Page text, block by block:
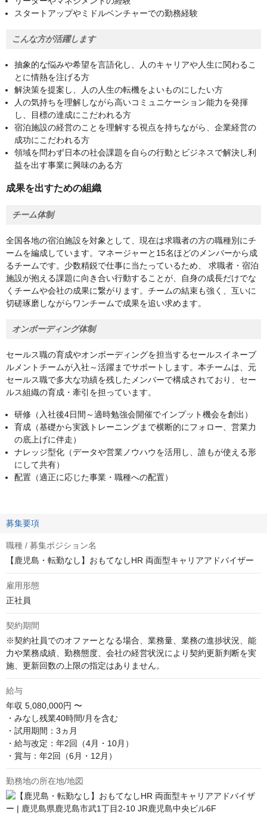
スタートアップやミドルベンチャーでの勤務経験
こんな方が活躍します
抽象的な悩みや希望を言語化し、人のキャリアや人生に関わるこ
とに情熱を注げる方
解決策を提案し、人の人生の転機をよいものにしたい方
人の気持ちを理解しながら高いコミュニケーション能力を発揮
し、目標の達成にこだわれる方
宿泊施設の経営のことを理解する視点を持ちながら、企業経営の
成功にこだわれる方
領域を問わず日本の社会課題を自らの行動とビジネスで解決し利
益を出す事業に興味のある方
成果を出すための組織
チーム体制
全国各地の宿泊施設を対象として、現在は求職者の方の職種別にチ
ームを編成しています。マネージャーと15名ほどのメンバーから成
るチームです。少数精鋭で仕事に当たっているため、 求職者・宿泊
施設が抱える課題に向き合い行動することが、自身の成長だけでな
くチームや会社の成果に繋がります。チームの結束も強く、互いに
切磋琢磨しながらワンチームで成果を追い求めます。
オンボーディング体制
セールス職の育成やオンボーディングを担当するセールスイネーブ
ルメントチームが入社～活躍までサポートします。本チームは、元
セールス職で多大な功績を残したメンバーで構成されており、セー
ルス組織の育成・牽引を担っています。
研修（入社後4日間～適時勉強会開催でインプット機会を創出）
育成（基礎から実践トレーニングまで横断的にフォロー、営業力
の底上げに伴走）
ナレッジ型化（データや営業ノウハウを活用し、誰もが使える形
にして共有）
配置（適正に応じた事業・職種への配置）
募集要項
職種 / 募集ポジション名
【鹿児島・転勤なし】おもてなしHR 両面型キャリアアドバイザー
雇用形態
正社員
契約期間
※契約社員でのオファーとなる場合、業務量、業務の進捗状況、能
力や業務成績、勤務態度、会社の経営状況により契約更新判断を実
施、更新回数の上限の指定はありません。
給与
年収 5,080,000円 〜
・みなし残業40時間/月を含む
・試用期間：3ヵ月
・給与改定：年2回（4月・10月）
・賞与：年2回（6月・12月）
勤務地の所在地/地図